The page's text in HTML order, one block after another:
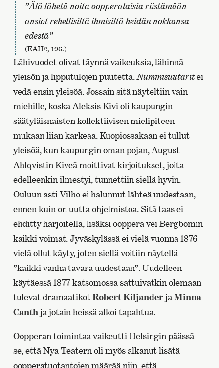
”Älä lähetä noita oopperalaisia riistämään
ansiot rehellisiltä ihmisiltä heidän nokkansa
edestä”
(EAH2, 196.)
Lähivuodet olivat täynnä vaikeuksia, lähinnä
yleisön ja lipputulojen puutetta.Nummisuutaritei
vedä ensin yleisöä. Jossain sitä näyteltiin vain
miehille, koska Aleksis Kivi oli kaupungin
säätyläisnaisten kollektiivisen mielipiteen
mukaan liian karkeaa. Kuopiossakaan ei tullut
yleisöä, kun kaupungin oman pojan, August
Ahlqvistin Kiveä moittivat kirjoitukset, joita
edelleenkin ilmestyi, tunnettiin siellä hyvin.
Ouluun asti Vilho ei halunnut lähteä uudestaan,
ennen kuin on uutta ohjelmistoa. Sitä taas ei
ehditty harjoitella, lisäksi ooppera vei Bergbomin
kaikki voimat. Jyväskylässä ei vielä vuonna 1876
vielä ollut käyty, joten siellä voitiin näytellä
”kaikki vanha tavara uudestaan”. Uudelleen
käytäessä 1877 katsomossa sattuivatkin olemaan
tulevat dramaatikotRobert KiljanderjaMinna
Canth ja jotain heissä alkoi tapahtua.
Oopperan toimintaa vaikeutti Helsingin päässä
se, että Nya Teatern oli myös alkanut lisätä
oopperatuotantojen määrää niin, että